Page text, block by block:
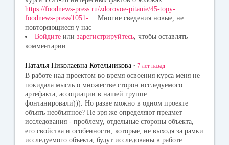
https://foodnews-press.ru/zdorovoe-pitanie/45-topy-
foodnews-press/1051-…
Многие сведения новые, не
повторяющиеся у нас
Войдите или зарегистрируйтесь , чтобы оставлять
комментарии
Наталья Николаевна Котельникова • 7 лет назад
В работе над проектом во время освоения курса меня не
покидала мысль о множестве сторон исследуемого
артефакта, ассоциации в нашей группе
фонтанировали))). Но разве можно в одном проекте
объять необъятное? Не зря же определяют предмет
исследования - проблему, отдельные стороны объекта,
его свойства и особенности, которые, не выходя за рамки
исследуемого объекта, будут исследованы в работе.